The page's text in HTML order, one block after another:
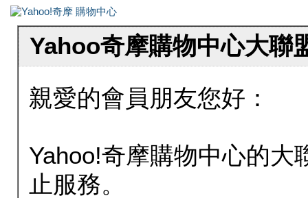
Yahoo奇摩購物中心大聯
親愛的會員朋友您好：
Yahoo!奇摩購物中心的大
止服務。